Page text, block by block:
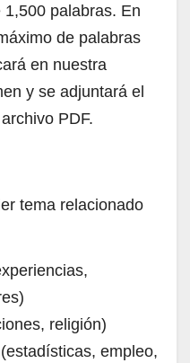
palabras. En
de palabras
en nuestra
y se adjuntará el
PDF.
tema relacionado
religión)
empleo,